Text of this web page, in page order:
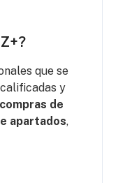
que se
y
compras de
apartados,